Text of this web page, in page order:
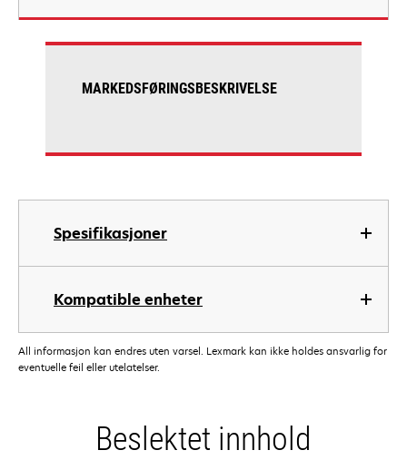
Spesifikasjoner
Kompatible enheter
MARKEDSFØRINGSBESKRIVELSE
All informasjon kan endres uten varsel. Lexmark kan ikke holdes ansvarlig for
eventuelle feil eller utelatelser.
Beslektet innhold